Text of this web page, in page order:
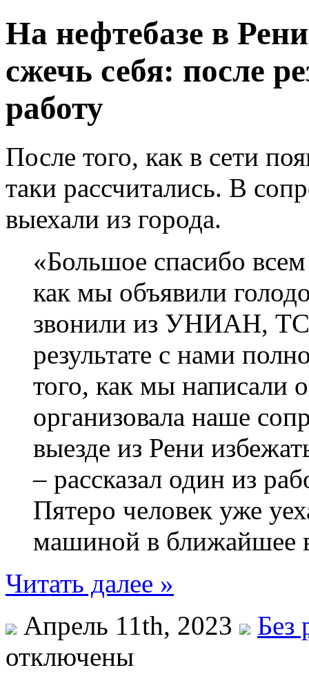
На нефтебазе в
сжечь себя: после
работу
После того, как в сети
таки рассчитались. В
выехали из города.
«Большое спасибо
как мы объявили
звонили из УНИАН,
результате с нами
того, как мы написали
организовала наше
выезде из Рени
– рассказал один из
Пятеро человек уже
машиной в ближайшее
Читать далее »
Апрель 11th, 2023
Без
отключены